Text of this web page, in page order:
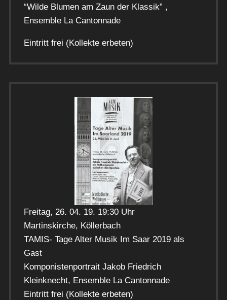
“Wilde Blumen am Zaun der Klassik” ,
Ensemble La Cantonnade
Eintritt frei (Kollekte erbeten)
Freitag, 26. 04. 19. 19:30 Uhr
Martinskirche, Köllerbach
TAMIS- Tage Alter Musik Im Saar 2019 als
Gast
Komponistenportrait Jakob Friedrich
Kleinknecht, Ensemble La Cantonnade
Eintritt frei (Kollekte erbeten)